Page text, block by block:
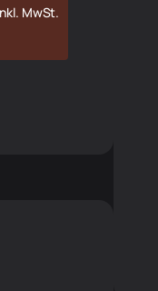
MwSt.